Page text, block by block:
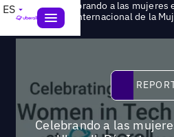
ES Reports>Celebrando a las mujeres
Día Internacional de la
Celebrando a las